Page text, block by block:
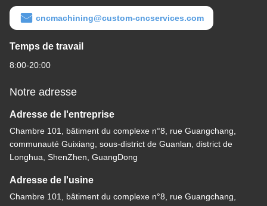
cncmachining@custom-cncservices.com
Temps de travail
8:00-20:00
Notre adresse
Adresse de l'entreprise
Chambre 101, bâtiment du complexe n°8, rue Guangchang,
communauté Guixiang, sous-district de Guanlan, district de
Longhua, ShenZhen, GuangDong
Adresse de l'usine
Chambre 101, bâtiment du complexe n°8, rue Guangchang,